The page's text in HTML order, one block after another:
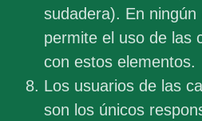
sudadera). En
permite el uso de las
con estos elementos.
Los usuarios de las
son los únicos